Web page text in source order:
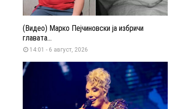
(Видео) Марко Пејчиновски ја избричи
главата...
14:01 - 6 август, 2026